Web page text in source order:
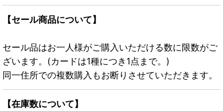
【セール商品について】
セール品はお一人様がご購入いただける数に限数がご
ざいます。(カードは1種につき1点まで。)
同一住所での複数購入もお断りさせていただきます。
【在庫数について】